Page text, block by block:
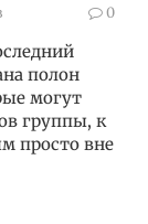
0
полон
могут
группы, к
просто вне